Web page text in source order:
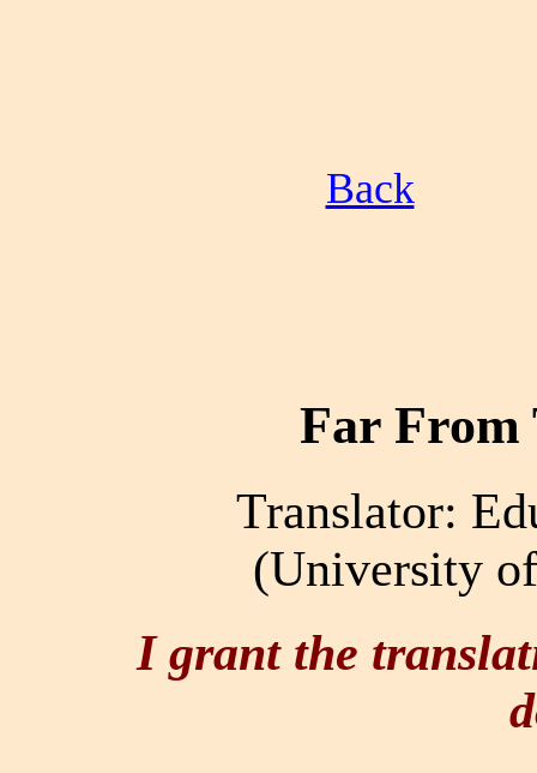
Back
Far From
Translator:
(University
I grant the